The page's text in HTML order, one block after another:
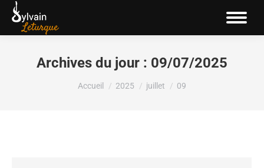
Archives du jour : 09/07/2025
Vous êtes ici :
Accueil 2025 juillet 09